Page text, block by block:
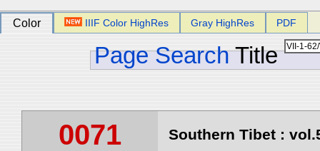
Color IIIF Color HighRes Gray HighRes PDF
Page Search Title
0071 Southern Tibet :